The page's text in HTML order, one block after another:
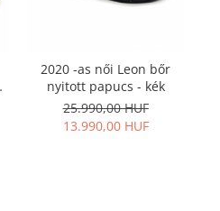
2020 -as női Leon bőr
nyitott papucs - kék
25.990,00 HUF
13.990,00 HUF